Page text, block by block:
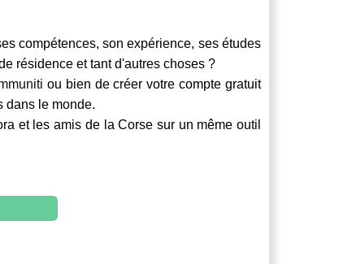
compétences, son expérience, ses études
résidence et tant d'autres choses ?
ou bien de créer votre compte gratuit
dans le monde.
et les amis de la Corse sur un même outil